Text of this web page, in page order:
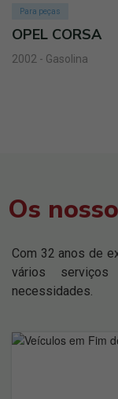
Para peças
OPEL CORSA
2002 - Gasolina
Os
Com 32 anos de
vários
necessidades.